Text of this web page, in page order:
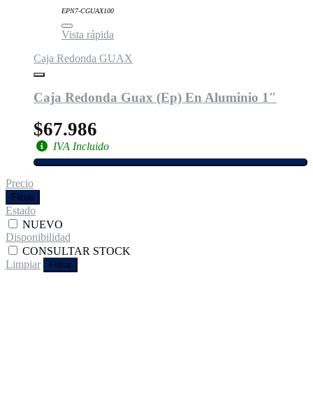
EPN7-CGUAX100
Vista rápida
Caja Redonda GUAX
Caja Redonda Guax (Ep) En Aluminio 1″
$67.986
IVA Incluido
Precio
Filtrar
Estado
NUEVO
Disponibilidad
CONSULTAR STOCK
Limpiar
Filtrar